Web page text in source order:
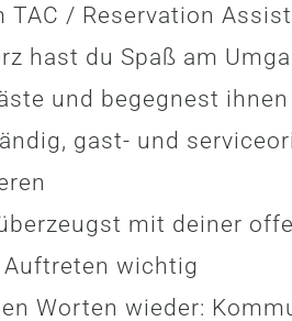
TAC / Reservation
hast du Spaß am
und begegnest
gast- und
mit deiner
wichtig
Worten wieder: